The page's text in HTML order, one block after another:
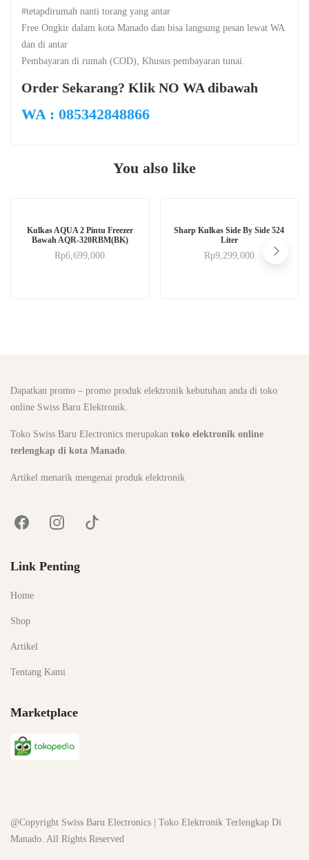
#tetapdirumah nanti torang yang antar
Free Ongkir dalam kota Manado dan bisa langsung pesan lewat WA
dan di antar
Pembayaran di rumah (COD), Khusus pembayaran tunai.
Order Sekarang? Klik NO WA dibawah
WA : 085342848866
You also like
Kulkas AQUA 2 Pintu Freezer
Bawah AQR-320RBM(BK)
Rp6,699,000
Sharp Kulkas Side By Side 524
Liter
Rp9,299,000
Dapatkan promo – promo produk elektronik kebutuhan anda di toko
online Swiss Baru Elektronik.
Toko Swiss Baru Electronics merupakan toko elektronik online
terlengkap di kota Manado.
Artikel menarik mengenai produk elektronik
Link Penting
Home
Shop
Artikel
Tentang Kami
Marketplace
@Copyright Swiss Baru Electronics | Toko Elektronik Terlengkap Di
Manado. All Rights Reserved